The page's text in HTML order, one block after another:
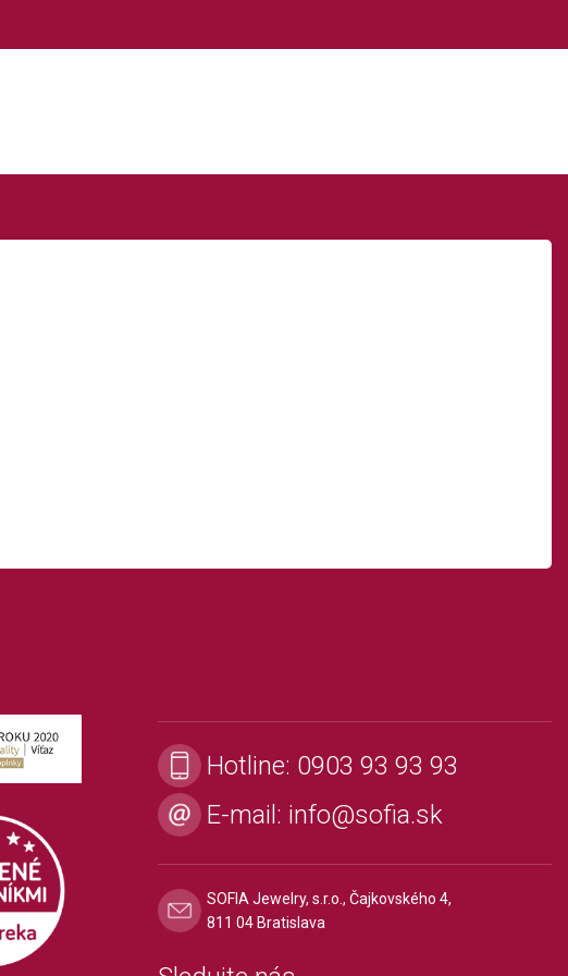
Hotline: 0903 93 93 93
E-mail: info@sofia.sk
SOFIA Jewelry, s.r.o., Čajkovského 4,
811 04 Bratislava